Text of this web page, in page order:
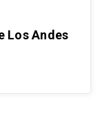
Los Andes